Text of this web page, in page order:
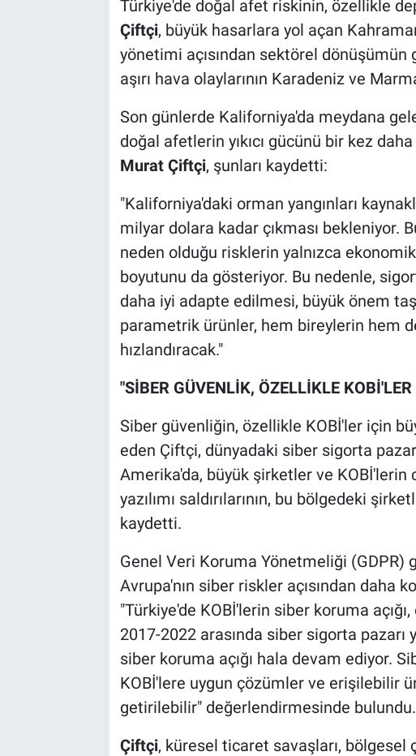
Türkiye'de doğal afet riskinin, özellikle
Çiftçi, büyük hasarlara yol açan
yönetimi açısından sektörel
aşırı hava olaylarının Karadeniz ve
Son günlerde Kaliforniya'da meydana
doğal afetlerin yıkıcı gücünü bir kez
Murat Çiftçi, şunları kaydetti:
"Kaliforniya'daki orman yangınları
milyar dolara kadar çıkması bekleniyor.
neden olduğu risklerin yalnızca
boyutunu da gösteriyor. Bu nedenle,
daha iyi adapte edilmesi, büyük önem
parametrik ürünler, hem bireylerin hem
hızlandıracak."
"SİBER GÜVENLİK, ÖZELLİKLE
Siber güvenliğin, özellikle KOBİ'ler için
eden Çiftçi, dünyadaki siber sigorta
Amerika'da, büyük şirketler ve KOBİ'lerin
yazılımı saldırılarının, bu bölgedeki
kaydetti.
Genel Veri Koruma Yönetmeliği (GDPR)
Avrupa'nın siber riskler açısından daha
"Türkiye'de KOBİ'lerin siber koruma
2017-2022 arasında siber sigorta pazarı
siber koruma açığı hala devam ediyor.
KOBİ'lere uygun çözümler ve erişilebilir
getirilebilir" değerlendirmesinde bulundu.
Çiftçi, küresel ticaret savaşları, bölgesel